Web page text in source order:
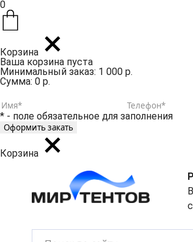
0
Корзина
Ваша корзина пуста
Минимальный заказ: 1 000 р.
Сумма: 0 р.
* - поле обязательное для заполнения
Корзина